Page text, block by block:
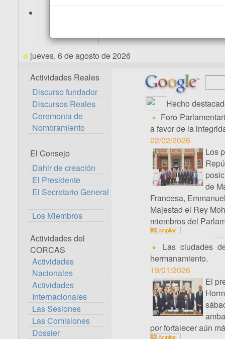
jueves, 6 de agosto de 2026
Actividades Reales
Discurso fundador
Discursos Reales
Ceremonia de
Nombramiento
El Consejo
Dahir de creación
El Presidente
El Secretario General
Los Miembros
Actividades del
CORCAS
Actividades
Nacionales
Actividades
Internacionales
Las Sesiones
Las Comisiones
Dossier
Hecho
Foro
a favor de la
02/02/2026
Los
de
Francesa,
Majestad el Rey
miembros del
Las ciudades
hermanamiento.
19/01/2026
El
por fortalecer aún